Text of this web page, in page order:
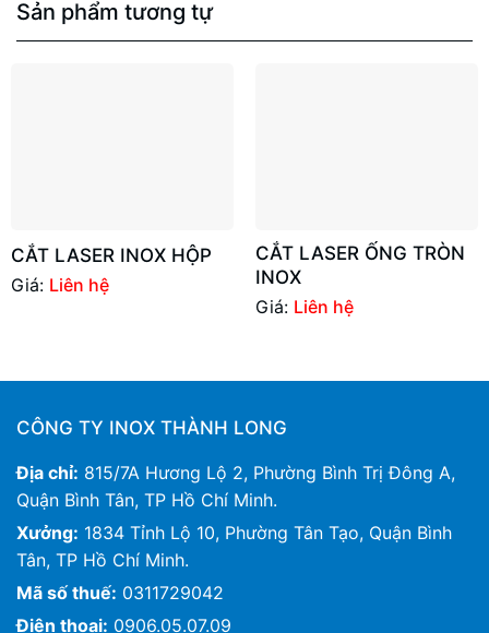
Sản phẩm tương tự
CẮT LASER INOX HỘP
Giá: Liên hệ
CẮT LASER ỐNG TRÒN
INOX
Giá: Liên hệ
CÔNG TY INOX THÀNH LONG
Địa chỉ: 815/7A Hương Lộ 2, Phường Bình Trị Đông A,
Quận Bình Tân, TP Hồ Chí Minh.
Xưởng: 1834 Tỉnh Lộ 10, Phường Tân Tạo, Quận Bình
Tân, TP Hồ Chí Minh.
Mã số thuế: 0311729042
Điện thoại: 0906.05.07.09